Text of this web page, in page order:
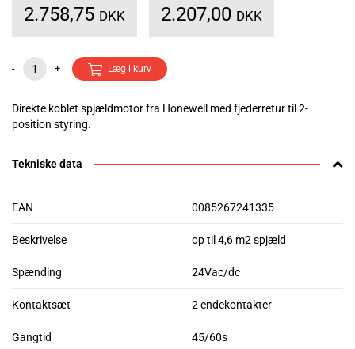
2.758,75 DKK 2.207,00 DKK
- + Læg i kurv
Direkte koblet spjældmotor fra Honewell med fjederretur til 2-
position styring.
Tekniske data
EAN 0085267241335
Beskrivelse op til 4,6 m2 spjæld
Spænding 24Vac/dc
Kontaktsæt 2 endekontakter
Gangtid 45/60s